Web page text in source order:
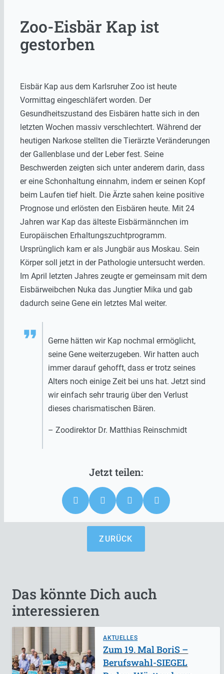
Zoo-Eisbär Kap ist
gestorben
Eisbär Kap aus dem Karlsruher Zoo ist heute
Vormittag eingeschläfert worden. Der
Gesundheitszustand des Eisbären hatte sich in den
letzten Wochen massiv verschlechtert. Während der
heutigen Narkose stellten die Tierärzte Veränderungen
der Gallenblase und der Leber fest. Seine
Beschwerden zeigten sich unter anderem darin, dass
er eine Schonhaltung einnahm, indem er seinen Kopf
beim Laufen tief hielt. Die Ärzte sahen keine positive
Prognose und erlösten den Eisbären heute. Mit 24
Jahren war Kap das älteste Eisbärmännchen im
Europäischen Erhaltungszuchtprogramm.
Ursprünglich kam er als Jungbär aus Moskau. Sein
Körper soll jetzt in der Pathologie untersucht werden.
Im April letzten Jahres zeugte er gemeinsam mit dem
Eisbärweibchen Nuka das Jungtier Mika und gab
dadurch seine Gene ein letztes Mal weiter.
Gerne hätten wir Kap nochmal ermöglicht,
seine Gene weiterzugeben. Wir hatten auch
immer darauf gehofft, dass er trotz seines
Alters noch einige Zeit bei uns hat. Jetzt sind
wir einfach sehr traurig über den Verlust
dieses charismatischen Bären.
– Zoodirektor Dr. Matthias Reinschmidt
ZURÜCK
Das könnte Dich auch
interessieren
AKTUELLES
Zum 19. Mal BoriS –
Berufswahl-SIEGEL